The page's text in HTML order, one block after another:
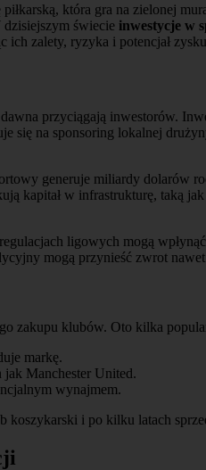
która gra na zielonej
świecie inwestycje w
zalety, ryzyka i potencjał
przyciągają inwestorów.
się na sponsoring lokalnej
generuje miliardy dolarów
kapitał w infrastrukturę, taką
ligowych mogą
mogą przynieść zwrot
zakupu klubów. Oto kilka
markę.
jak Manchester United.
wynajmem.
koszykarski i po kilku latach